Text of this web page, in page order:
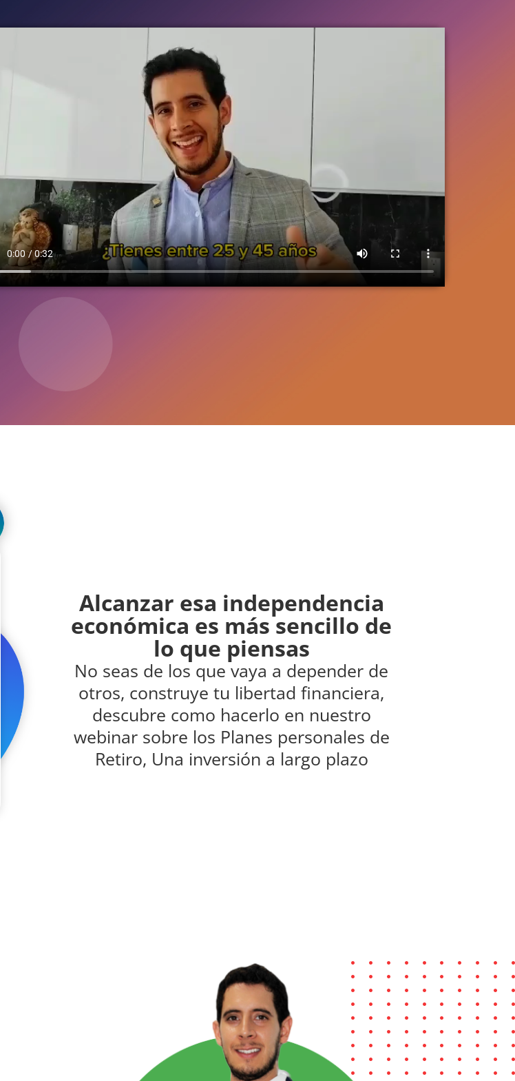
Alcanzar esa independencia
económica es más sencillo de
lo que piensas
No seas de los que vaya a depender de
otros, construye tu libertad financiera,
descubre como hacerlo en nuestro
webinar sobre los Planes personales de
Retiro, Una inversión a largo plazo